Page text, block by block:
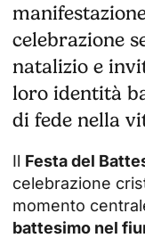
celebrazione
natalizio e
loro identità
di fede nella
Il Festa del
celebrazione
momento
battesimo nel